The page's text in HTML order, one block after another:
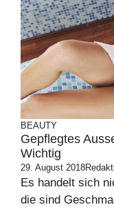
BEAUTY
Gepflegtes
Wichtig
29. August 2018
Es handelt sich
die sind